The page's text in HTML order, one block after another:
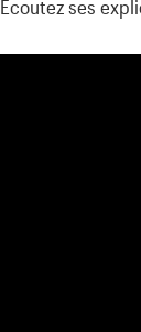
Écoutez ses